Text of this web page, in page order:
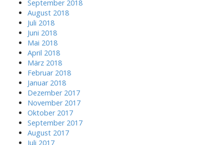
September 2018
August 2018
Juli 2018
Juni 2018
Mai 2018
April 2018
März 2018
Februar 2018
Januar 2018
Dezember 2017
November 2017
Oktober 2017
September 2017
August 2017
Juli 2017